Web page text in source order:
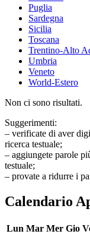
Puglia
Sardegna
Sicilia
Toscana
Trentino-Alto
Umbria
Veneto
World-Estero
Non ci sono risultati.
Suggerimenti:
– verificate di aver
ricerca testuale;
– aggiungete parole
testuale;
– provate a ridurre i
Calendario
Lun Mar Mer Gio